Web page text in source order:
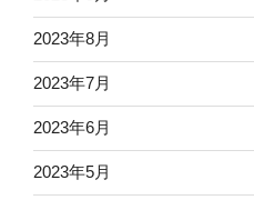
2023年8月
2023年7月
2023年6月
2023年5月